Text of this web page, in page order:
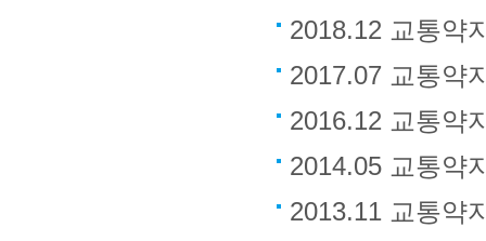
2018.12 교통약
2017.07 교통약
2016.12 교통약
2014.05 교통약
2013.11 교통약